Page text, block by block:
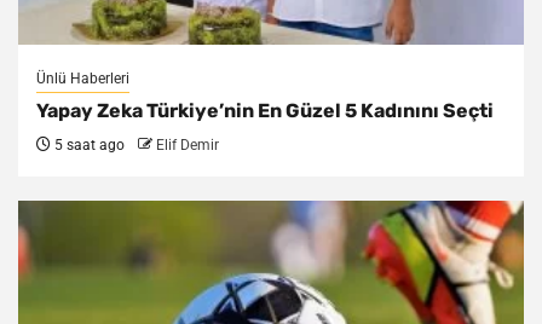
Ünlü Haberleri
Yapay Zeka Türkiye’nin En Güzel 5 Kadınını Seçti
5 saat ago Elif Demir